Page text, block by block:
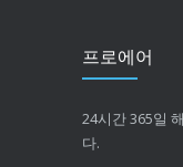
프로에어
24시간 365일
다.